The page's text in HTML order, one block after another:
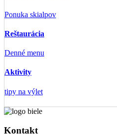
Ponuka skialpov
Reštaurácia
Denné menu
Aktivity
tipy na výlet
Kontakt